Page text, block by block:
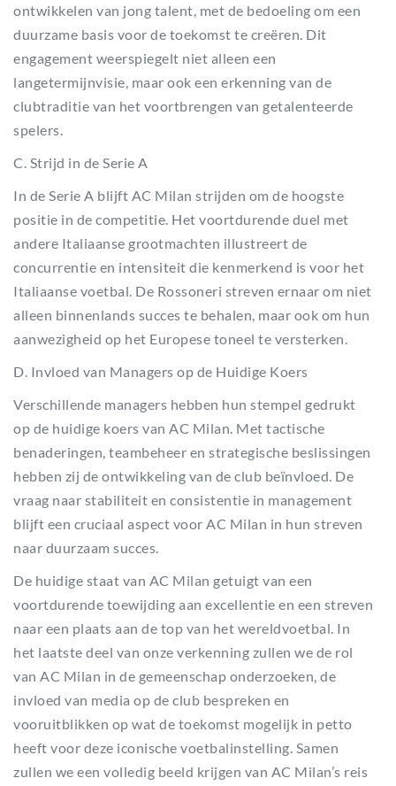
ontwikkelen van jong talent, met de bedoeling om een
duurzame basis voor de toekomst te creëren. Dit
engagement weerspiegelt niet alleen een
langetermijnvisie, maar ook een erkenning van de
clubtraditie van het voortbrengen van getalenteerde
spelers.
C. Strijd in de Serie A
In de Serie A blijft AC Milan strijden om de hoogste
positie in de competitie. Het voortdurende duel met
andere Italiaanse grootmachten illustreert de
concurrentie en intensiteit die kenmerkend is voor het
Italiaanse voetbal. De Rossoneri streven ernaar om niet
alleen binnenlands succes te behalen, maar ook om hun
aanwezigheid op het Europese toneel te versterken.
D. Invloed van Managers op de Huidige Koers
Verschillende managers hebben hun stempel gedrukt
op de huidige koers van AC Milan. Met tactische
benaderingen, teambeheer en strategische beslissingen
hebben zij de ontwikkeling van de club beïnvloed. De
vraag naar stabiliteit en consistentie in management
blijft een cruciaal aspect voor AC Milan in hun streven
naar duurzaam succes.
De huidige staat van AC Milan getuigt van een
voortdurende toewijding aan excellentie en een streven
naar een plaats aan de top van het wereldvoetbal. In
het laatste deel van onze verkenning zullen we de rol
van AC Milan in de gemeenschap onderzoeken, de
invloed van media op de club bespreken en
vooruitblikken op wat de toekomst mogelijk in petto
heeft voor deze iconische voetbalinstelling. Samen
zullen we een volledig beeld krijgen van AC Milan’s reis